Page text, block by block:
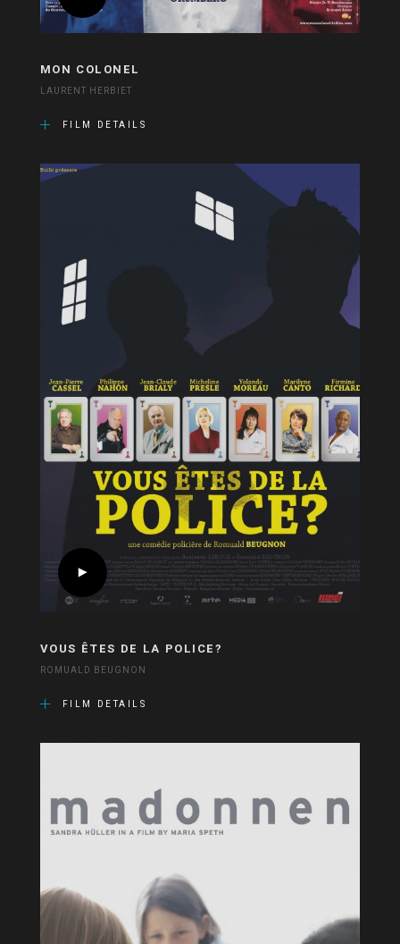
MON COLONEL
LAURENT HERBIET
FILM DETAILS
VOUS ÊTES DE LA POLICE?
ROMUALD BEUGNON
FILM DETAILS